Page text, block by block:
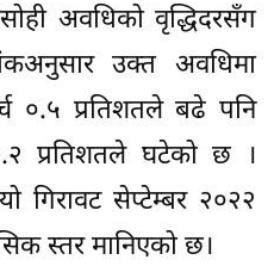
अवधिको वृद्धिदरसँग
उक्त अवधिमा
०.५ प्रतिशतले बढे पनि
प्रतिशतले घटेको छ ।
गिरावट सेप्टेम्बर २०२२
स्तर मानिएको छ।